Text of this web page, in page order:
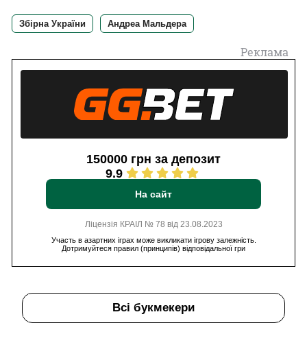
Збірна України Андреа Мальдера
Реклама
150000 грн за депозит
9.9
На сайт
Ліцензія КРАІЛ № 78 від 23.08.2023
Участь в азартних іграх може викликати ігрову залежність.
Дотримуйтеся правил (принципів) відповідальної гри
Всі букмекери